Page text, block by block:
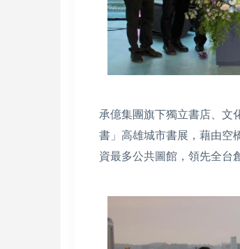
承億集團旗下獨立書店、文
書」高雄城市書展，藉由空
資最多公共圖館，領先全台